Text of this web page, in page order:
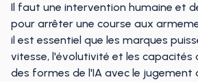
Il faut une intervention humaine et
pour arrêter une course aux
il est essentiel que les marques
vitesse, l'évolutivité et les capacités
des formes de l'IA avec le jugement